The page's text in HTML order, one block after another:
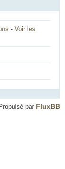
- Voir les
Propulsé par FluxBB